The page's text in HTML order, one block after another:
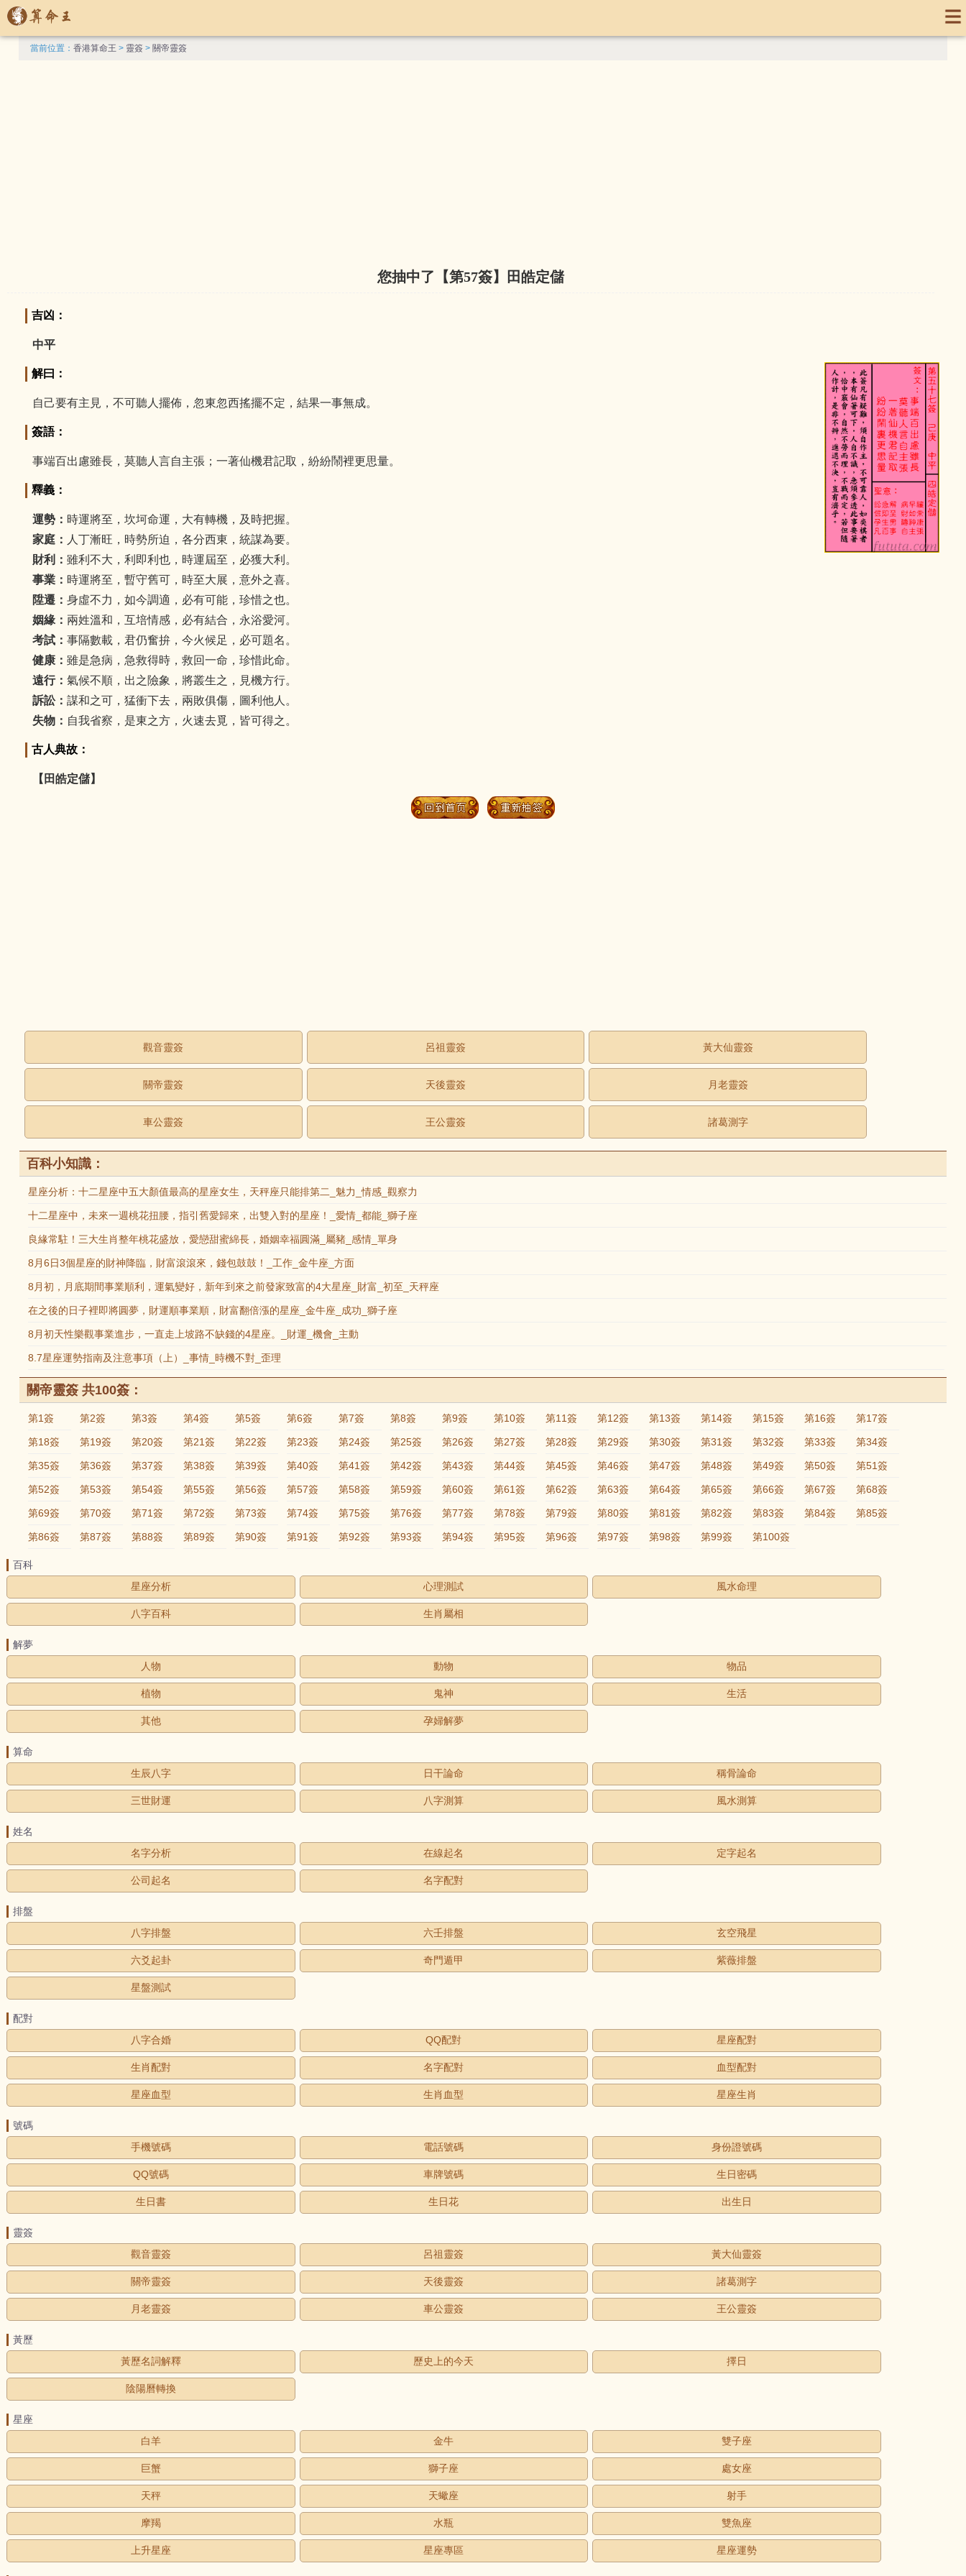
當前位置： 香港算命王 > 靈簽 > 關帝靈簽
您抽中了【第57簽】田皓定儲
吉凶：
中平
解曰：
自己要有主見，不可聽人擺佈，忽東忽西搖擺不定，結果一事無成。
簽語：
事端百出慮雖長，莫聽人言自主張；一著仙機君記取，紛紛鬧裡更思量。
釋義：
運勢： 時運將至，坎坷命運，大有轉機，及時把握。
家庭： 人丁漸旺，時勢所迫，各分西東，統謀為要。
財利： 雖利不大，利即利也，時運屆至，必獲大利。
事業： 時運將至，暫守舊可，時至大展，意外之喜。
陞遷： 身虛不力，如今調適，必有可能，珍惜之也。
姻緣： 兩姓溫和，互培情感，必有結合，永浴愛河。
考試： 事隔數載，君仍奮拚，今火候足，必可題名。
健康： 雖是急病，急救得時，救回一命，珍惜此命。
遠行： 氣候不順，出之險象，將叢生之，見機方行。
訴訟： 謀和之可，猛衝下去，兩敗俱傷，圖利他人。
失物： 自我省察，是東之方，火速去覓，皆可得之。
古人典故：
【田皓定儲】
觀音靈簽 呂祖靈簽 黃大仙靈簽
關帝靈簽 天後靈簽 月老靈簽
車公靈簽 王公靈簽 諸葛測字
百科小知識：
星座分析：十二星座中五大顏值最高的星座女生，天秤座只能排第二_魅力_情感_觀察力
十二星座中，未來一週桃花扭腰，指引舊愛歸來，出雙入對的星座！_愛情_都能_獅子座
良緣常駐！三大生肖整年桃花盛放，愛戀甜蜜綿長，婚姻幸福圓滿_屬豬_感情_單身
8月6日3個星座的財神降臨，財富滾滾來，錢包鼓鼓！_工作_金牛座_方面
8月初，月底期間事業順利，運氣變好，新年到來之前發家致富的4大星座_財富_初至_天秤座
在之後的日子裡即將圓夢，財運順事業順，財富翻倍漲的星座_金牛座_成功_獅子座
8月初天性樂觀事業進步，一直走上坡路不缺錢的4星座。_財運_機會_主動
8.7星座運勢指南及注意事項（上）_事情_時機不對_歪理
關帝靈簽 共100簽：
第1簽 第2簽 第3簽 第4簽 第5簽 第6簽 第7簽 第8簽 第9簽 第10簽 第11簽 第12簽 第13簽 第14簽 第15簽 第16簽 第17簽
第18簽 第19簽 第20簽 第21簽 第22簽 第23簽 第24簽 第25簽 第26簽 第27簽 第28簽 第29簽 第30簽 第31簽 第32簽 第33簽 第34簽
第35簽 第36簽 第37簽 第38簽 第39簽 第40簽 第41簽 第42簽 第43簽 第44簽 第45簽 第46簽 第47簽 第48簽 第49簽 第50簽 第51簽
第52簽 第53簽 第54簽 第55簽 第56簽 第57簽 第58簽 第59簽 第60簽 第61簽 第62簽 第63簽 第64簽 第65簽 第66簽 第67簽 第68簽
第69簽 第70簽 第71簽 第72簽 第73簽 第74簽 第75簽 第76簽 第77簽 第78簽 第79簽 第80簽 第81簽 第82簽 第83簽 第84簽 第85簽
第86簽 第87簽 第88簽 第89簽 第90簽 第91簽 第92簽 第93簽 第94簽 第95簽 第96簽 第97簽 第98簽 第99簽 第100簽
百科
星座分析
心理測試 風水命理
八字百科 生肖屬相
解夢
人物
動物 物品
植物 鬼神 生活
其他 孕婦解夢
算命
生辰八字
日干論命 稱骨論命
三世財運 八字測算 風水測算
姓名
名字分析
在線起名 定字起名
公司起名 名字配對
排盤
八字排盤
六壬排盤 玄空飛星
六爻起卦 奇門遁甲 紫薇排盤
星盤測試
配對
八字合婚
QQ配對 星座配對
生肖配對 名字配對 血型配對
星座血型 生肖血型 星座生肖
號碼
手機號碼
電話號碼 身份證號碼
QQ號碼 車牌號碼 生日密碼
生日書 生日花 出生日
靈簽
觀音靈簽
呂祖靈簽 黃大仙靈簽
關帝靈簽 天後靈簽 諸葛測字
月老靈簽 車公靈簽 王公靈簽
黃歷
黃歷名詞解釋
歷史上的今天 擇日
陰陽曆轉換
星座
白羊
金牛 雙子座
巨蟹 獅子座 處女座
天秤 天蠍座 射手
摩羯 水瓶 雙魚座
上升星座 星座專區 星座運勢